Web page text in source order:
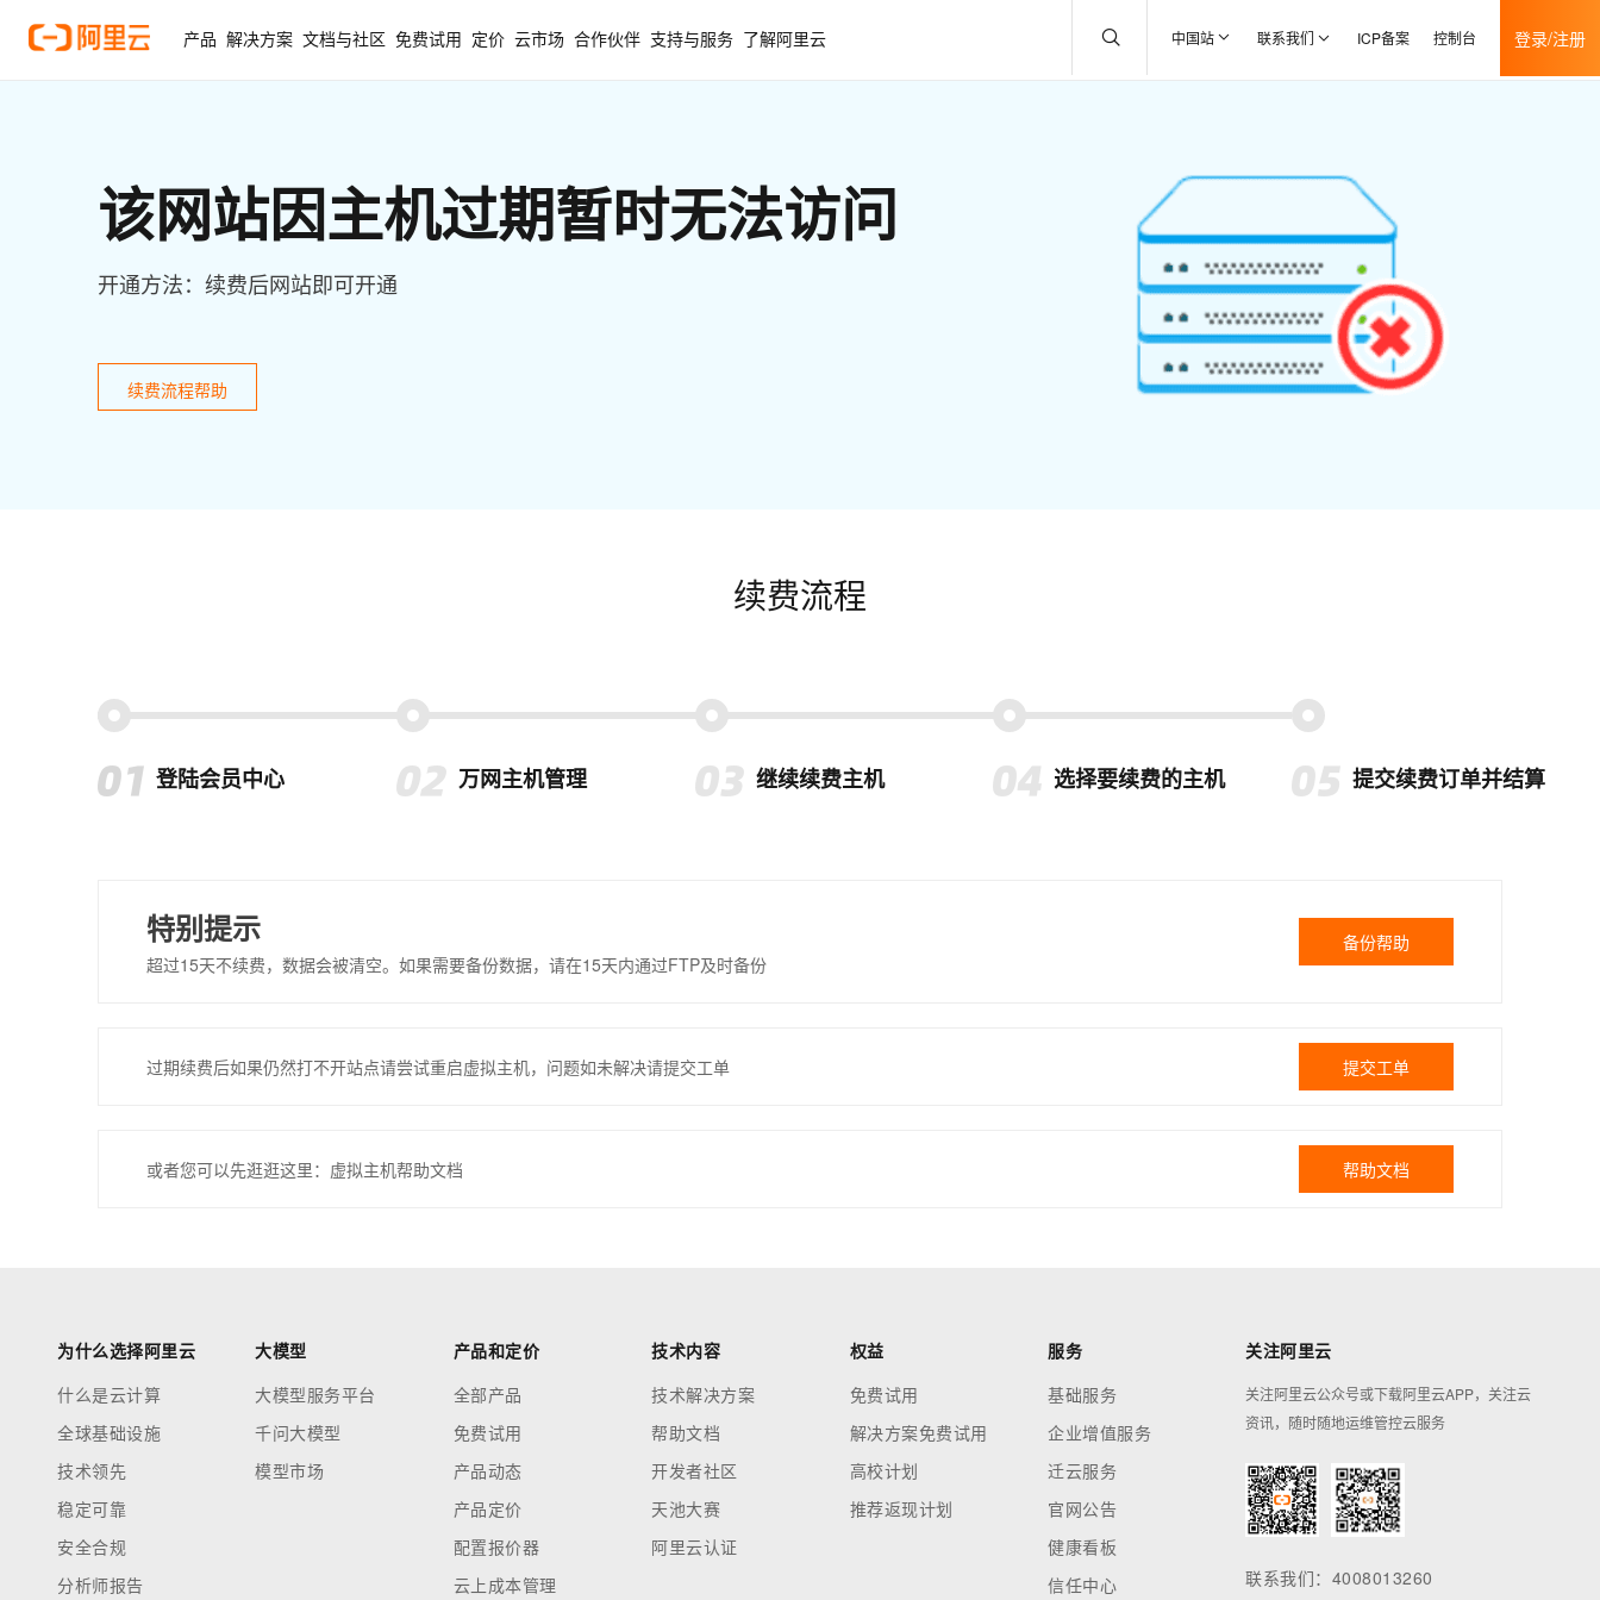
产品 解决方案 文档与社区 免费试用 定价 云市场 合作伙伴 支持与服务 了解阿里云 中国站 联系我们 ICP备案 控制台 登录/注册
该网站因主机过期暂时无法访问
开通方法：续费后网站即可开通
续费流程帮助
续费流程
登陆会员中心 万网主机管理 继续续费主机 选择要续费的主机 提交续费订单并结算
特别提示
超过15天不续费，数据会被清空。如果需要备份数据，请在15天内通过FTP及时备份
备份帮助
过期续费后如果仍然打不开站点请尝试重启虚拟主机，问题如未解决请提交工单 提交工单
或者您可以先逛逛这里：虚拟主机帮助文档 帮助文档